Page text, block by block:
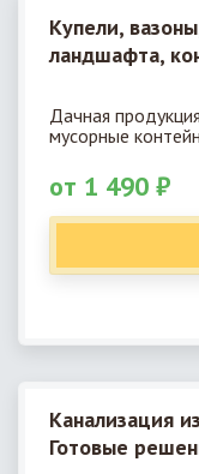
Купели,
ландшафта,
Дачная
мусорные
от 1 490 ₽
Канализация
Готовые